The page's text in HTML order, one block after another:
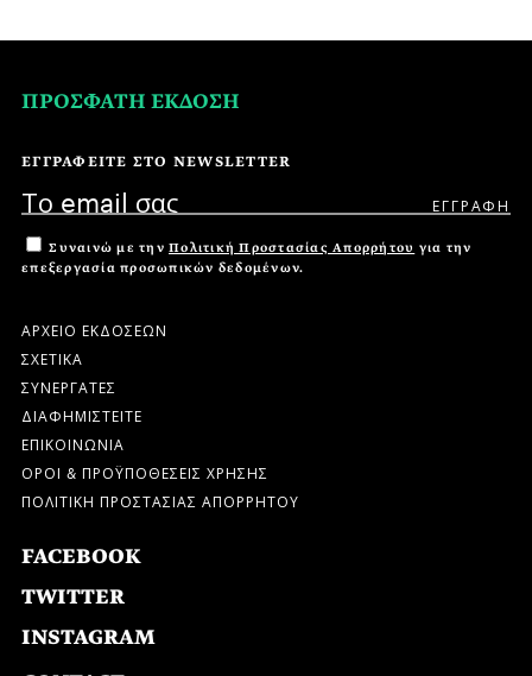
ΠΡΟΣΦΑΤΗ ΕΚΔΟΣΗ
ΕΓΓΡΑΦΕΙΤΕ ΣΤΟ NEWSLETTER
Συναινώ με την Πολιτική Προστασίας Απορρήτου για την
επεξεργασία προσωπικών δεδομένων.
ΑΡΧΕΙΟ ΕΚΔΟΣΕΩΝ
ΣΧΕΤΙΚΑ
ΣΥΝΕΡΓΑΤΕΣ
ΔΙΑΦΗΜΙΣΤΕΙΤΕ
ΕΠΙΚΟΙΝΩΝΙΑ
ΟΡΟΙ & ΠΡΟΫΠΟΘΕΣΕΙΣ ΧΡΗΣΗΣ
ΠΟΛΙΤΙΚΗ ΠΡΟΣΤΑΣΙΑΣ ΑΠΟΡΡΗΤΟΥ
FACEBOOK
TWITTER
INSTAGRAM